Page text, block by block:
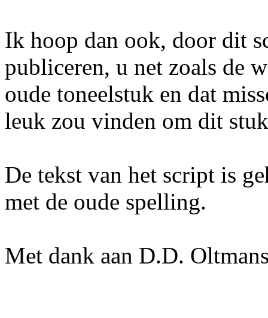
Ik hoop dan ook, door dit
publiceren, u net zoals de
oude toneelstuk en dat
leuk zou vinden om dit
De tekst van het script is
met de oude spelling.
Met dank aan D.D.